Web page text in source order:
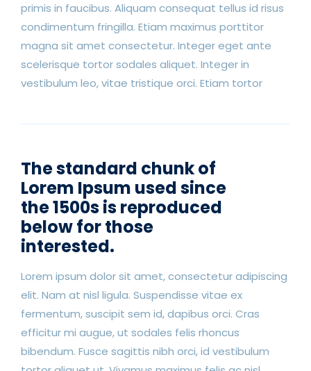
primis in faucibus. Aliquam consequat tellus id risus
condimentum fringilla. Etiam maximus porttitor
magna sit amet consectetur. Integer eget ante
scelerisque tortor sodales aliquet. Integer in
vestibulum leo, vitae tristique orci. Etiam tortor
The standard chunk of
Lorem Ipsum used since
the 1500s is reproduced
below for those
interested.
Lorem ipsum dolor sit amet, consectetur adipiscing
elit. Nam at nisl ligula. Suspendisse vitae ex
fermentum, suscipit sem id, dapibus orci. Cras
efficitur mi augue, ut sodales felis rhoncus
bibendum. Fusce sagittis nibh orci, id vestibulum